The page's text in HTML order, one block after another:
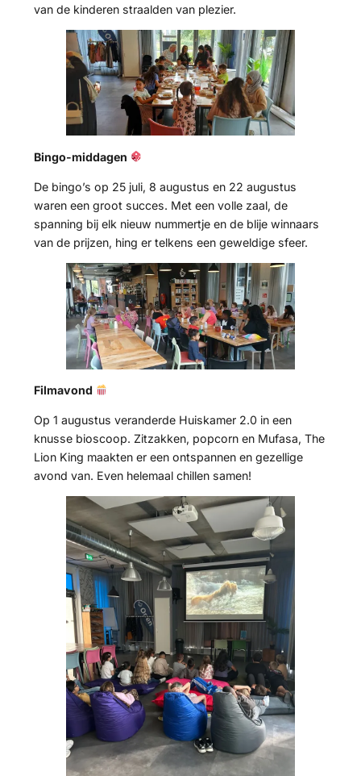
van de kinderen straalden van plezier.
Bingo-middagen
De bingo’s op 25 juli, 8 augustus en 22 augustus
waren een groot succes. Met een volle zaal, de
spanning bij elk nieuw nummertje en de blije winnaars
van de prijzen, hing er telkens een geweldige sfeer.
Filmavond
Op 1 augustus veranderde Huiskamer 2.0 in een
knusse bioscoop. Zitzakken, popcorn en Mufasa, The
Lion King maakten er een ontspannen en gezellige
avond van. Even helemaal chillen samen!